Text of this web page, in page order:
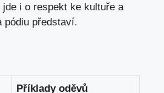
i o respekt ke kultuře a
pódiu představí.
Příklady oděvů